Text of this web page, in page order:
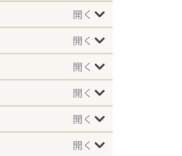
開く
開く
開く
開く
開く
開く